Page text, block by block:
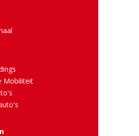
Mobiliteit